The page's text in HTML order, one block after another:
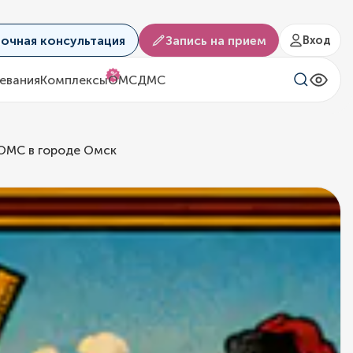
консультация Запись на прием Вход
Комплексы%
ОМСДМС
в городе Омск